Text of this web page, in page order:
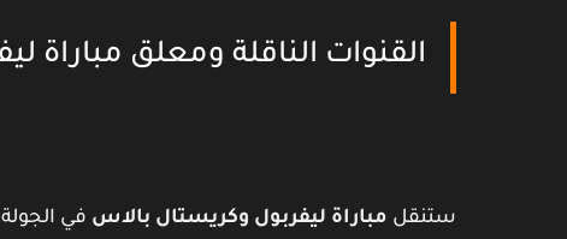
القنوات الناقلة ومعلق مباراة
ستنقل مباراة ليفربول وكريستال بالاس في